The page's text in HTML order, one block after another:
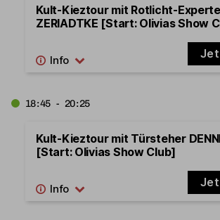
Kult-Kieztour mit Rotlicht-Experte
ZERIADTKE [Start: Olivias Show
18:45 - 20:25
Kult-Kieztour mit Türsteher
[Start: Olivias Show Club]